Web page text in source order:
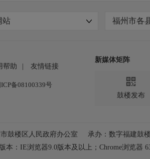
站 福州市各
帮助 友情链接
ICP备08100339号
新媒体矩阵

鼓楼发布
鼓楼区人民政府办公室
承办：数字福建鼓
本：IE浏览器9.0版本及以上； Chrome浏览器